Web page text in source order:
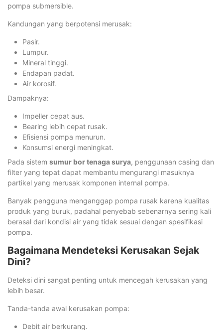
pompa submersible.
Kandungan yang berpotensi merusak:
Pasir.
Lumpur.
Mineral tinggi.
Endapan padat.
Air korosif.
Dampaknya:
Impeller cepat aus.
Bearing lebih cepat rusak.
Efisiensi pompa menurun.
Konsumsi energi meningkat.
Pada sistem sumur bor tenaga surya, penggunaan casing dan
filter yang tepat dapat membantu mengurangi masuknya
partikel yang merusak komponen internal pompa.
Banyak pengguna menganggap pompa rusak karena kualitas
produk yang buruk, padahal penyebab sebenarnya sering kali
berasal dari kondisi air yang tidak sesuai dengan spesifikasi
pompa.
Bagaimana Mendeteksi Kerusakan Sejak
Dini?
Deteksi dini sangat penting untuk mencegah kerusakan yang
lebih besar.
Tanda-tanda awal kerusakan pompa:
Debit air berkurang.